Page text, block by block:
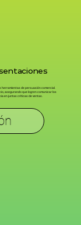
herramientas de persuasión comercial.
asegurando que logren comunicar los
en juntas críticas de ventas.